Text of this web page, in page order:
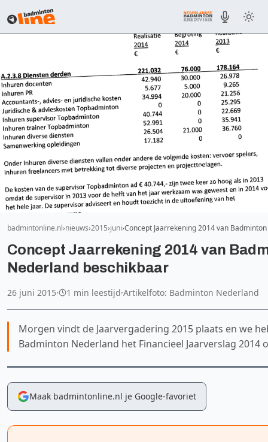
badmintonline.nl nieuws 2015 juni Concept Jaarrekening 2014 van
Concept Jaarrekening 2014 van
Nederland beschikbaar
26 juni 2015· 1 min leestijd·Artikelfoto: Badminton Nederland
Morgen vindt de Jaarvergadering 2015 plaats en we
Badminton Nederland het Financieel Jaarverslag 2014
Maak badmintonline.nl je Google-favoriet